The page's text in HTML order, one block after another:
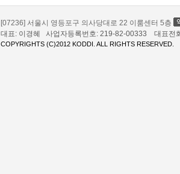
[07236] 서울시 영등포구 의사당대로 22 이룸센터 5층
대표: 이경혜 사업자등록번호: 219-82-00333 대표
COPYRIGHTS (C)2012 KODDI. ALL RIGHTS RESERVED.